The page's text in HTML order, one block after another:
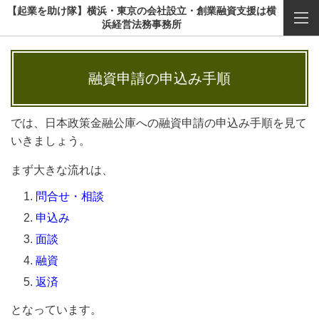
【起業を助け隊】横浜・東京の会社設立・創業融資支援は横
浜経営法務事務所
融資申請の申込み手順
では、日本政策金融公庫への融資申請の申込み手順を見て
いきましょう。
まず大きな流れは、
問合せ・相談
申込み
面談
融資
返済
となっています。